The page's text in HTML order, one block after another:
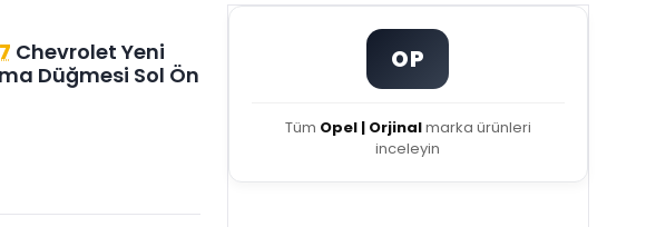
Chevrolet Yeni
Düğmesi Sol Ön
OP
Tüm Opel | Orjinalmarka ürünleri
inceleyin